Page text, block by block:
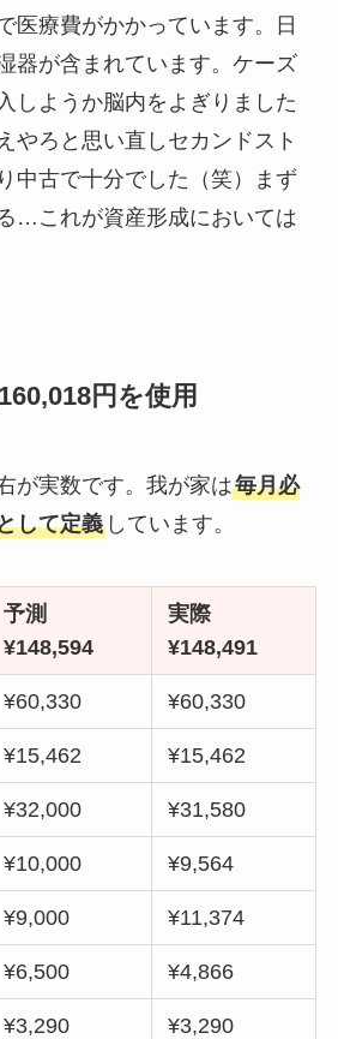
医療費がかかっています。日
器が含まれています。ケーズ
しようか脳内をよぎりました
やろと思い直しセカンドスト
中古で十分でした（笑）まず
…これが資産形成においては
円を使用
が実数です。我が家は毎月必
して定義しています。
予測
¥148,594
実際
¥148,491
¥60,330 ¥60,330
¥15,462 ¥15,462
¥32,000 ¥31,580
¥10,000 ¥9,564
¥9,000 ¥11,374
¥6,500 ¥4,866
¥3,290 ¥3,290